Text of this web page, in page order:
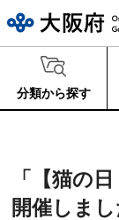
分類から探す
「【猫の
開催しまし